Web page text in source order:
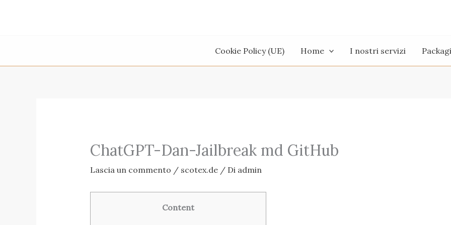
Cookie Policy (UE)
Home I nostri servizi
ChatGPT-Dan-Jailbreak md GitHub
Lascia un commento / scotex.de/ Di admin
Content